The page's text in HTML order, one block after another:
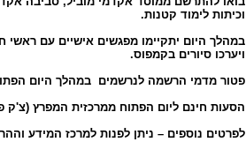
וכיתות לימוד קטנות.
במהלך היום יתקיימו מפגשים אישיים עם ראשי
ויערכו סיורים בקמפוס.
פטור מדמי הרשמה לנרשמים
במהלך היום
הסעות חינם ליום הפתוח ממרכזית המפרץ (צ'ק
לפרטים נוספים – ניתן לפנות למרכז המידע וההרשמה